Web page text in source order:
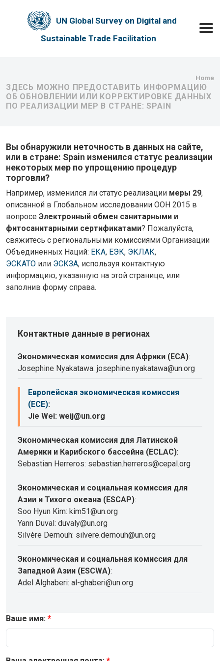
UN Global Survey on Digital and
Sustainable Trade Facilitation
Home
ЗДЕСЬ МОЖНО ПРЕДОСТАВИТЬ ИНФОРМАЦИЮ
ОБ ОБНОВЛЕНИИ ИЛИ КОРРЕКТИРОВКЕ ДАННЫХ
ПО РЕАЛИЗАЦИИ МЕР В СТРАНЕ: SPAIN
Вы обнаружили неточность в данных на сайте,
или в стране: Spain изменился статус реализации
некоторых мер по упрощению процедур
торговли?
Например, изменился ли статус реализации меры 29,
описанной в Глобальном исследовании ООН 2015 в
вопросе Электронный обмен санитарными и
фитосанитарными сертификатами? Пожалуйста,
свяжитесь с региональными комиссиями Организации
Объединенных Наций: ЕКА, ЕЭК, ЭКЛАК,
ЭСКАТО или ЭСКЗА, используя контактную
информацию, указанную на этой странице, или
заполнив форму справа.
Контактные данные в регионах
Экономическая комиссия для Африки (ECA):
Josephine Nyakatawa: josephine.nyakatawa@un.org
Европейская экономическая комиссия
(ECE):
Jie Wei: weij@un.org
Экономическая комиссия для Латинской
Америки и Карибского бассейна (ECLAC):
Sebastian Herreros: sebastian.herreros@cepal.org
Экономическая и социальная комиссия для
Азии и Тихого океана (ESCAP):
Soo Hyun Kim: kim51@un.org
Yann Duval: duvaly@un.org
Silvère Dernouh: silvere.dernouh@un.org
Экономическая и социальная комиссия для
Западной Азии (ESCWA):
Adel Alghaberi: al-ghaberi@un.org
Ваше имя: